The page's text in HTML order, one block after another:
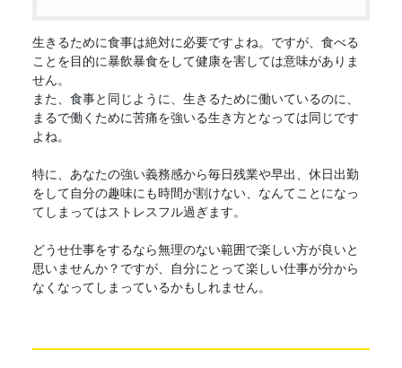
生きるために食事は絶対に必要ですよね。ですが、食べる
ことを目的に暴飲暴食をして健康を害しては意味がありま
せん。
また、食事と同じように、生きるために働いているのに、
まるで働くために苦痛を強いる生き方となっては同じです
よね。
特に、あなたの強い義務感から毎日残業や早出、休日出勤
をして自分の趣味にも時間が割けない、なんてことになっ
てしまってはストレスフル過ぎます。
どうせ仕事をするなら無理のない範囲で楽しい方が良いと
思いませんか？ですが、自分にとって楽しい仕事が分から
なくなってしまっているかもしれません。